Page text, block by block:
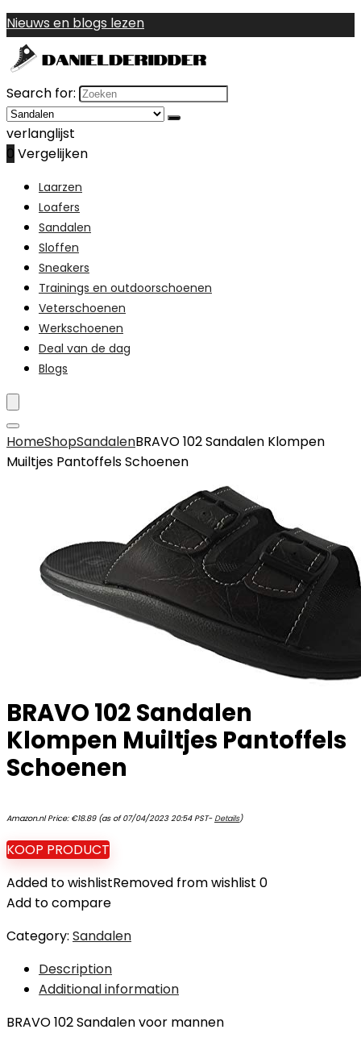
Nieuws en blogs lezen
Search for:
verlanglijst
0 Vergelijken
Laarzen
Loafers
Sandalen
Sloffen
Sneakers
Trainings en outdoorschoenen
Veterschoenen
Werkschoenen
Deal van de dag
Blogs
HomeShopSandalenBRAVO 102 Sandalen Klompen
Muiltjes Pantoffels Schoenen
BRAVO 102 Sandalen
Klompen Muiltjes Pantoffels
Schoenen
Amazon.nl Price: €18.89(as of 07/04/2023 20:54 PST-Details)
KOOP PRODUCT
Added to wishlistRemoved from wishlist 0
Add to compare
Category: Sandalen
Description
Additional information
BRAVO 102 Sandalen voor mannen